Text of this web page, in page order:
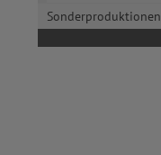
Sonderproduktionen